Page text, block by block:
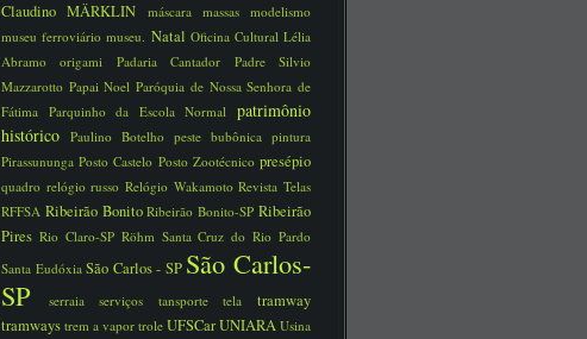
ClaudinoMÄRKLIN máscara massas modelismo
museu ferroviáriomuseu. Natal Oficina Cultural Lélia
Abramoorigami Padaria Cantador Padre Silvio
Mazzarotto Papai NoelParóquia de Nossa Senhora de
Fátima Parquinho da Escola Normalpatrimônio
histórico Paulino Botelho peste bubônica pintura
PirassunungaPosto Castelo Posto Zootécnicopresépio
quadro relógio russoRelógio WakamotoRevista Telas
RFFSA Ribeirão BonitoRibeirão Bonito-SPRibeirão
Pires Rio Claro-SP Röhm Santa Cruz do Rio Pardo
Santa EudóxiaSão Carlos - SP São Carlos-
SP
serraiaserviços tansportetelatramway
tramways trem a vapor trole UFSCarUNIARA Usina